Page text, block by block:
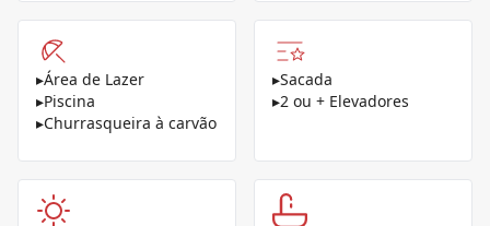
▸Área de Lazer
▸Piscina
▸Churrasqueira à carvão
▸Sacada
▸2 ou + Elevadores